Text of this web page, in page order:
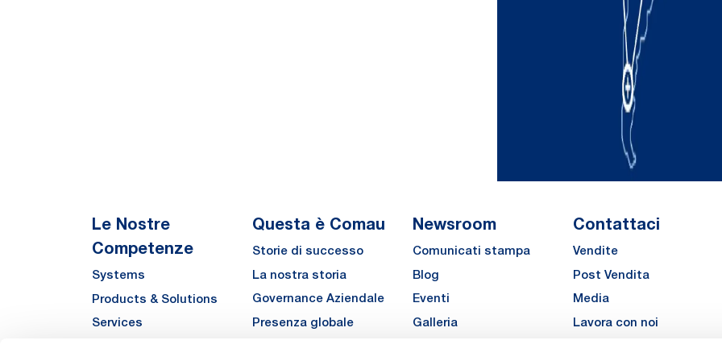
Le Nostre
Competenze
Systems
Products & Solutions
Services
Questa è Comau
Storie di successo
La nostra storia
Governance Aziendale
Presenza globale
Newsroom
Comunicati stampa
Blog
Eventi
Galleria
Contattaci
Vendite
Post Vendita
Media
Lavora con noi